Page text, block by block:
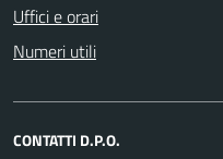
Uffici e orari
Numeri utili
CONTATTI D.P.O.